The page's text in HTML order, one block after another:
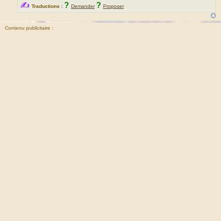
✍ Traductions : ? Demander ? Proposer
Contenu publicitaire :